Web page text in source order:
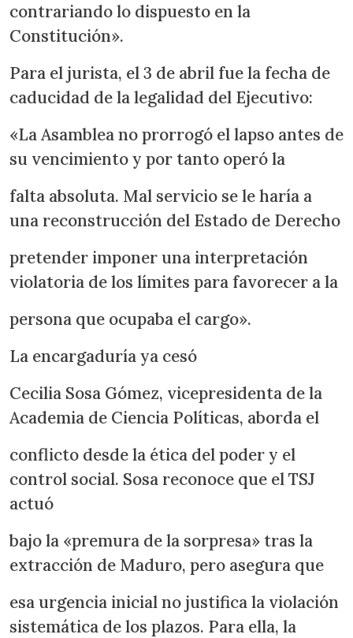
contrariando lo dispuesto en la
Constitución».
Para el jurista, el 3 de abril fue la fecha de
caducidad de la legalidad del Ejecutivo:
«La Asamblea no prorrogó el lapso antes de
su vencimiento y por tanto operó la
falta absoluta. Mal servicio se le haría a
una reconstrucción del Estado de Derecho
pretender imponer una interpretación
violatoria de los límites para favorecer a la
persona que ocupaba el cargo».
La encargaduría ya cesó
Cecilia Sosa Gómez, vicepresidenta de la
Academia de Ciencia Políticas, aborda el
conflicto desde la ética del poder y el
control social. Sosa reconoce que el TSJ
actuó
bajo la «premura de la sorpresa» tras la
extracción de Maduro, pero asegura que
esa urgencia inicial no justifica la violación
sistemática de los plazos. Para ella, la